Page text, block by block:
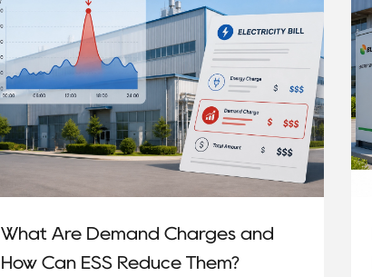
What Are Demand Charges and
How Can ESS Reduce Them?